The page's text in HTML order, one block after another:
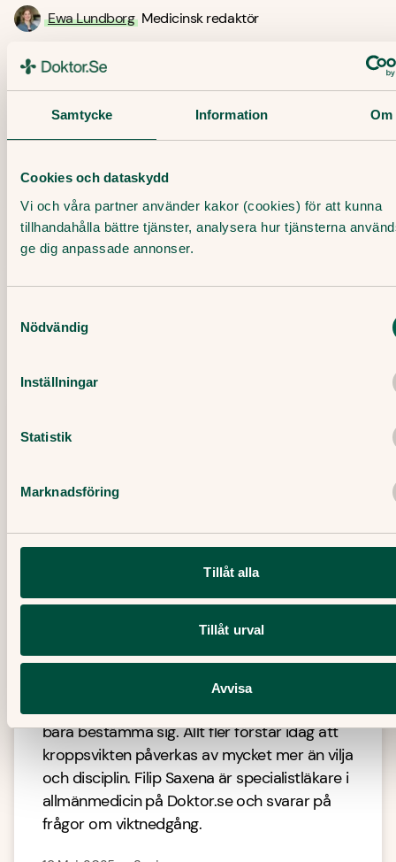
Samtycke Information Om
Cookies och dataskydd
Vi och våra partner använder kakor (cookies) för att kunna
tillhandahålla bättre tjänster, analysera hur tjänsterna
ge dig anpassade annonser.
Nödvändig
Inställningar
Statistik
Marknadsföring
Tillåt alla
Tillåt urval
Avvisa
Ewa Lundborg Medicinsk redaktör
Filip Saxena
Senast granskad:
18 September, 2023
Senaste artiklar
Här finner du våra artiklar där vi skriver om det
i vikt
Att gå ner i vikt är sällan så enkelt som att
bara bestämma sig. Allt fler förstår idag att
kroppsvikten påverkas av mycket mer än vilja
och disciplin. Filip Saxena är specialistläkare i
allmänmedicin på Doktor.se och svarar på
frågor om viktnedgång.